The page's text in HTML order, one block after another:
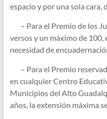
espacio y por una sola
– Para el Premio de los
versos y un máximo de
necesidad de
– Para el Premio
en cualquier Centro
Municipios del Alto
años, la extensión máxima